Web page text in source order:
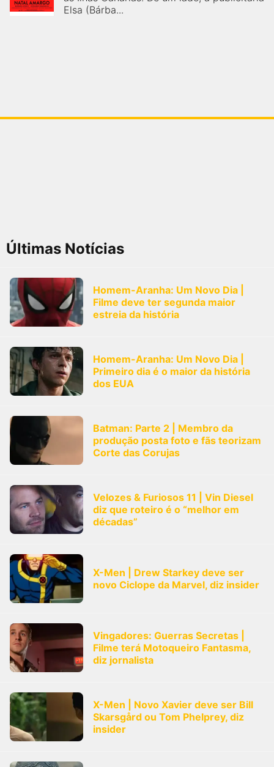
Elsa (Bárba...
Últimas Notícias
Homem-Aranha: Um Novo Dia |
Filme deve ter segunda maior
estreia da história
Homem-Aranha: Um Novo Dia |
Primeiro dia é o maior da história
dos EUA
Batman: Parte 2 | Membro da
produção posta foto e fãs teorizam
Corte das Corujas
Velozes & Furiosos 11 | Vin Diesel
diz que roteiro é o “melhor em
décadas”
X-Men | Drew Starkey deve ser
novo Ciclope da Marvel, diz insider
Vingadores: Guerras Secretas |
Filme terá Motoqueiro Fantasma,
diz jornalista
X-Men | Novo Xavier deve ser Bill
Skarsgård ou Tom Phelprey, diz
insider